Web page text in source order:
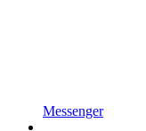
Messenger